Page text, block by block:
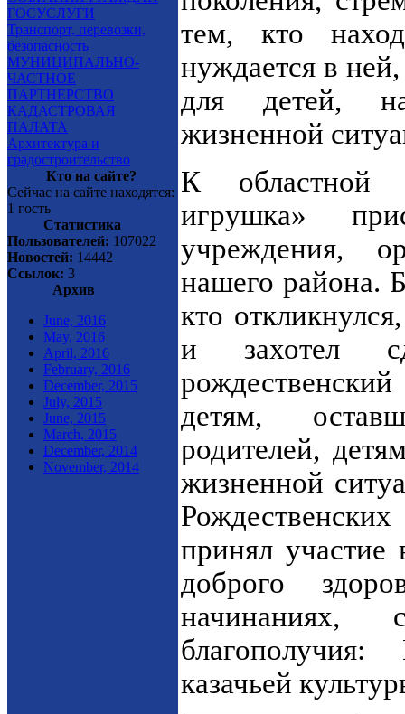
ГОСУСЛУГИ
Транспорт, перевозки,
безопасность
МУНИЦИПАЛЬНО-
ЧАСТНОЕ
ПАРТНЕРСТВО
КАДАСТРОВАЯ
ПАЛАТА
Архитектура и
градостроительство
Кто на сайте?
Сейчас на сайте находятся:
1 гость
Статистика
Пользователей: 107022
Новостей: 14442
Ссылок: 3
Архив
June, 2016
May, 2016
April, 2016
February, 2016
December, 2015
July, 2015
June, 2015
March, 2015
December, 2014
November, 2014
тем, кто
нуждается в
для детей,
жизненной
К областной
игрушка»
учреждения,
нашего района.
кто
и захотел
детям,
родителей,
жизненной
принял участие
доброго
начинаниях,
казачьей